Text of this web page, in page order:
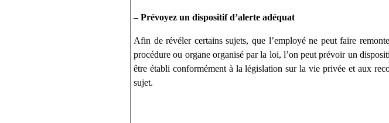
– Prévoyez un dispositif d’alerte adéquat
Afin de révéler certains sujets, que l’employé ne peut faire
procédure ou organe organisé par la loi, l’on peut prévoir un
être établi conformément à la législation sur la vie privée et aux
sujet.